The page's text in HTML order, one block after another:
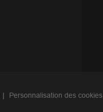
Personnalisation des cookies